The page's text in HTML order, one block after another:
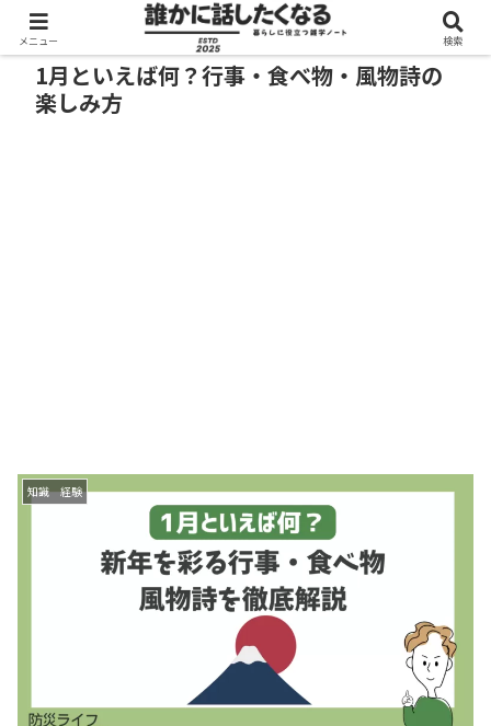
1月といえば何？行事・食べ物・風物詩の
楽しみ方
知識 経験
メニュー 検索